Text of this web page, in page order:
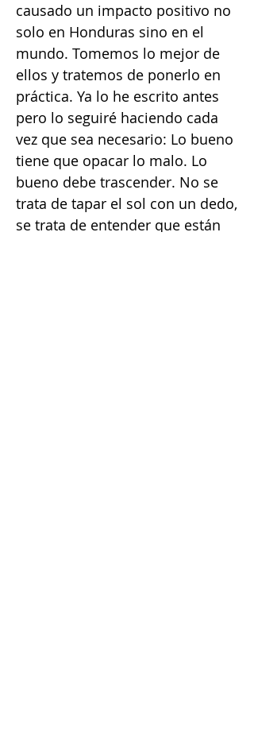
causado un impacto positivo no
solo en Honduras sino en el
mundo. Tomemos lo mejor de
ellos y tratemos de ponerlo en
práctica. Ya lo he escrito antes
pero lo seguiré haciendo cada
vez que sea necesario: Lo bueno
tiene que opacar lo malo. Lo
bueno debe trascender. No se
trata de tapar el sol con un dedo,
se trata de entender que están